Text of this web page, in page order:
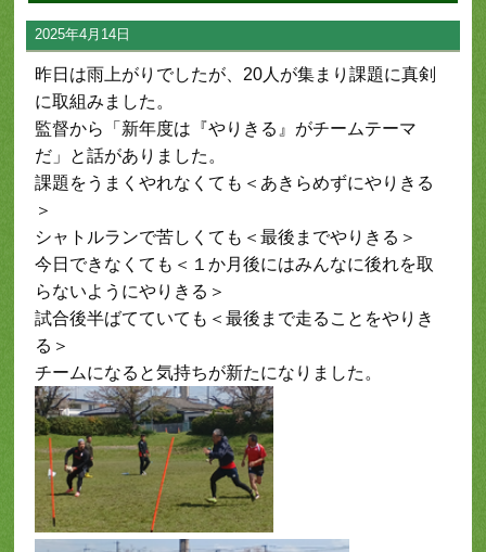
2025年4月14日
昨日は雨上がりでしたが、20人が集まり課題に真剣
に取組みました。
監督から「新年度は『やりきる』がチームテーマ
だ」と話がありました。
課題をうまくやれなくても＜あきらめずにやりきる
＞
シャトルランで苦しくても＜最後までやりきる＞
今日できなくても＜１か月後にはみんなに後れを取
らないようにやりきる＞
試合後半ばてていても＜最後まで走ることをやりき
る＞
チームになると気持ちが新たになりました。